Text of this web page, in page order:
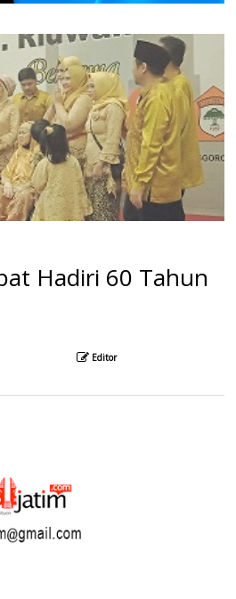
Hadiri 60 Tahun
Editor